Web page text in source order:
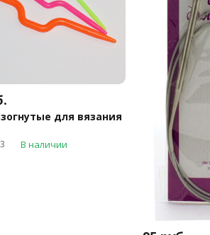
для вязания
В наличии